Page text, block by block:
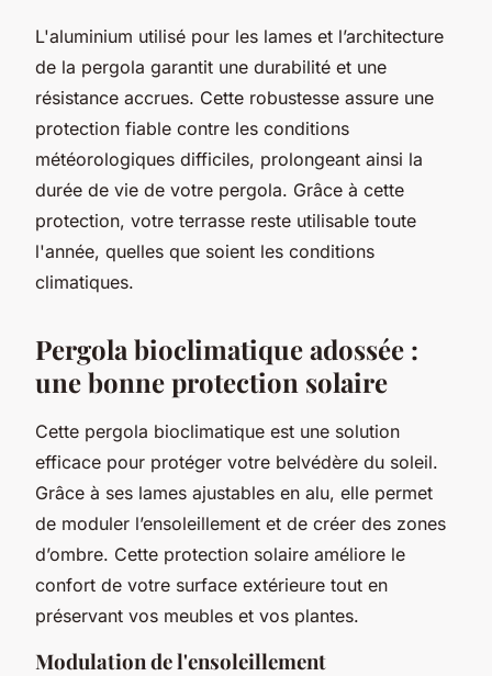
L'aluminium utilisé pour les lames et l’architecture
de la pergola garantit une durabilité et une
résistance accrues. Cette robustesse assure une
protection fiable contre les conditions
météorologiques difficiles, prolongeant ainsi la
durée de vie de votre pergola. Grâce à cette
protection, votre terrasse reste utilisable toute
l'année, quelles que soient les conditions
climatiques.
Pergola bioclimatique adossée :
une bonne protection solaire
Cette pergola bioclimatique est une solution
efficace pour protéger votre belvédère du soleil.
Grâce à ses lames ajustables en alu, elle permet
de moduler l’ensoleillement et de créer des zones
d’ombre. Cette protection solaire améliore le
confort de votre surface extérieure tout en
préservant vos meubles et vos plantes.
Modulation de l'ensoleillement